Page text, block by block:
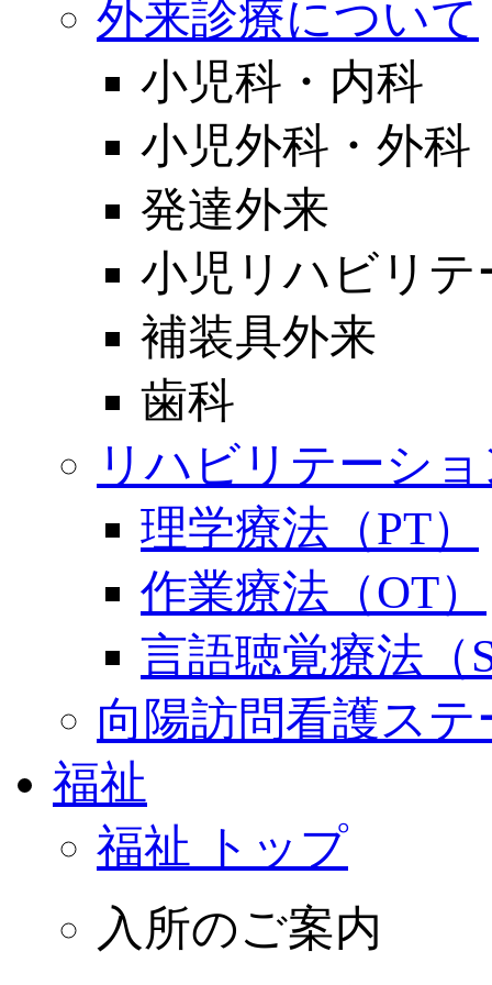
外来診療について
小児科・内科
小児外科・外科
発達外来
小児リハビリ
補装具外来
歯科
リハビリテーシ
理学療法（PT）
作業療法（OT）
言語聴覚療法（
向陽訪問看護ス
福祉
福祉 トップ
入所のご案内